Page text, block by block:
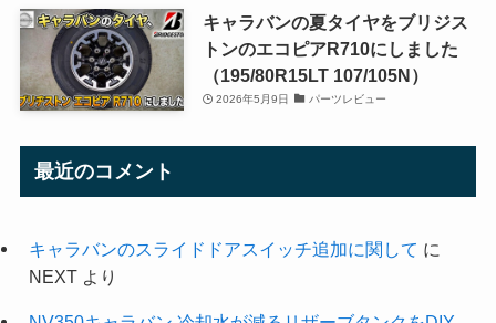
キャラバンの夏タイヤをブリジス
トンのエコピアR710にしました
（195/80R15LT 107/105N）
2026年5月9日 パーツレビュー
最近のコメント
キャラバンのスライドドアスイッチ追加に関して に
NEXTより